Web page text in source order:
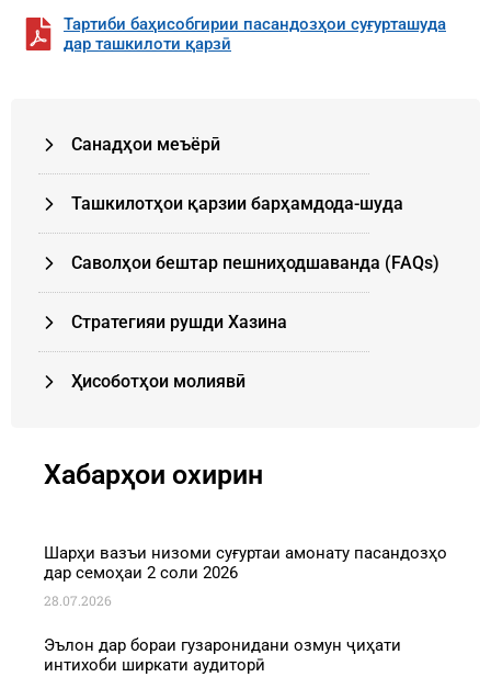
Тартиби баҳисобгирии пасандозҳои суғурташуда
дар ташкилоти қарзӣ
Санадҳои меъёрӣ
Ташкилотҳои қарзии барҳамдода-шуда
Cаволҳои бештар пешниҳодшаванда (FAQs)
Стратегияи рушди Хазина
Ҳисоботҳои молиявӣ
Хабарҳои охирин
Шарҳи вазъи низоми суғуртаи амонату пасандозҳо
дар семоҳаи 2 соли 2026
28.07.2026
Эълон дар бораи гузаронидани озмун ҷиҳати
интихоби ширкати аудиторӣ